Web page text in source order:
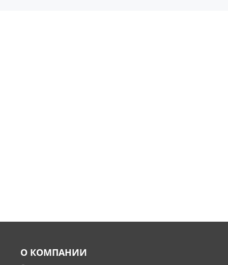
О КОМПАНИИ